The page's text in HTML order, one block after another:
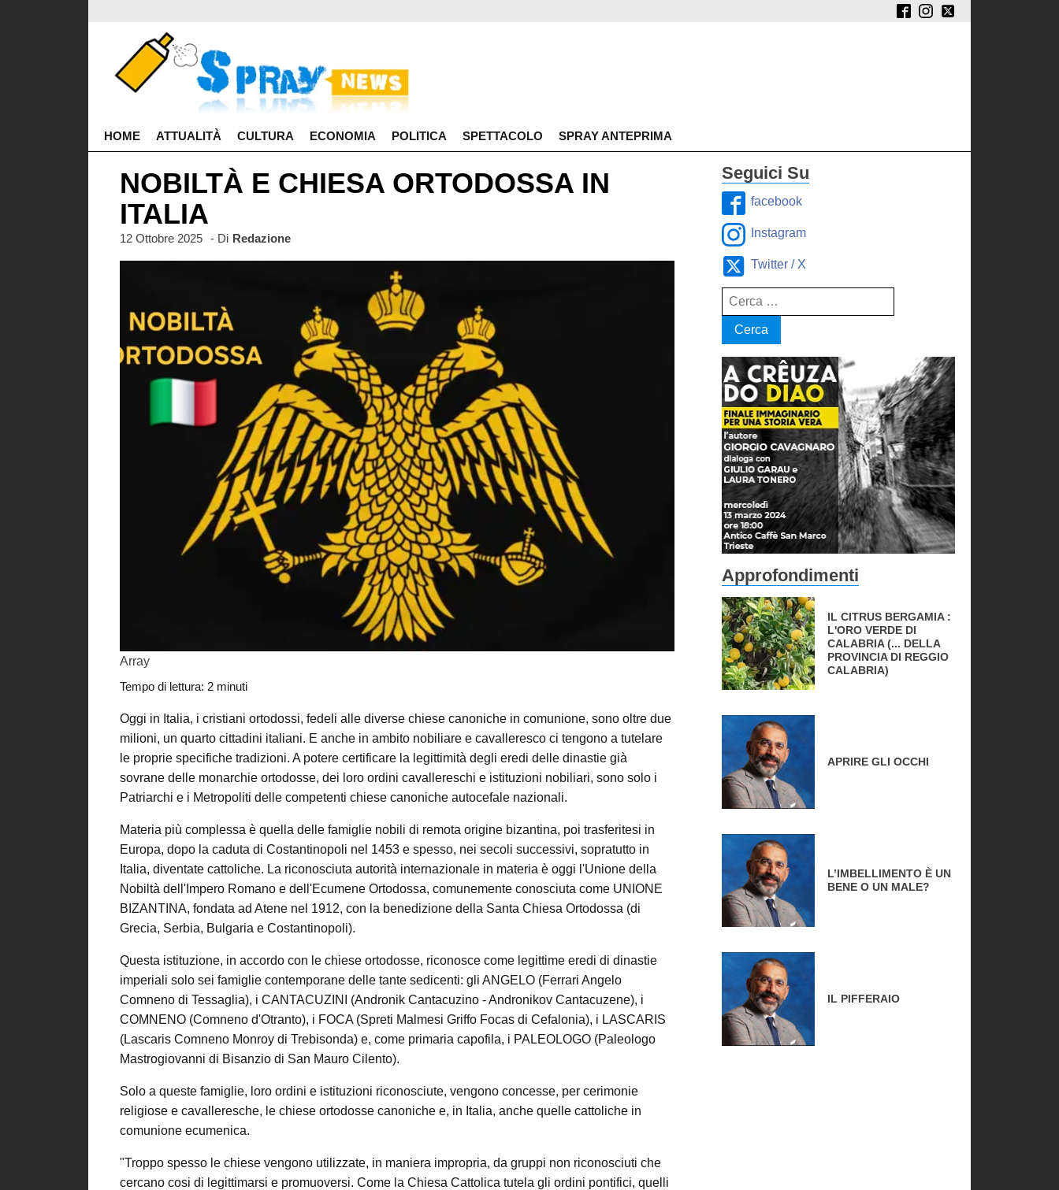
HOME ATTUALITÀ CULTURA ECONOMIA POLITICA SPETTACOLO SPRAY ANTEPRIMA
NOBILTÀ E CHIESA ORTODOSSA IN
ITALIA
12 Ottobre 2025 - Di Redazione
Array
Tempo di lettura: 2 minuti
Oggi in Italia, i cristiani ortodossi, fedeli alle diverse chiese canoniche in comunione, sono oltre due
milioni, un quarto cittadini italiani. E anche in ambito nobiliare e cavalleresco ci tengono a tutelare
le proprie specifiche tradizioni. A potere certificare la legittimità degli eredi delle dinastie già
sovrane delle monarchie ortodosse, dei loro ordini cavallereschi e istituzioni nobiliari, sono solo i
Patriarchi e i Metropoliti delle competenti chiese canoniche autocefale nazionali.
Materia più complessa è quella delle famiglie nobili di remota origine bizantina, poi trasferitesi in
Europa, dopo la caduta di Costantinopoli nel 1453 e spesso, nei secoli successivi, sopratutto in
Italia, diventate cattoliche. La riconosciuta autorità internazionale in materia è oggi l'Unione della
Nobiltà dell'Impero Romano e dell'Ecumene Ortodossa, comunemente conosciuta come UNIONE
BIZANTINA, fondata ad Atene nel 1912, con la benedizione della Santa Chiesa Ortodossa (di
Grecia, Serbia, Bulgaria e Costantinopoli).
Questa istituzione, in accordo con le chiese ortodosse, riconosce come legittime eredi di dinastie
imperiali solo sei famiglie contemporane delle tante sedicenti: gli ANGELO (Ferrari Angelo
Comneno di Tessaglia), i CANTACUZINI (Andronik Cantacuzino - Andronikov Cantacuzene), i
COMNENO (Comneno d'Otranto), i FOCA (Spreti Malmesi Griffo Focas di Cefalonia), i LASCARIS
(Lascaris Comneno Monroy di Trebisonda) e, come primaria capofila, i PALEOLOGO (Paleologo
Mastrogiovanni di Bisanzio di San Mauro Cilento).
Solo a queste famiglie, loro ordini e istituzioni riconosciute, vengono concesse, per cerimonie
religiose e cavalleresche, le chiese ortodosse canoniche e, in Italia, anche quelle cattoliche in
comunione ecumenica.
"Troppo spesso le chiese vengono utilizzate, in maniera impropria, da gruppi non riconosciuti che
cercano cosi di legittimarsi e promuoversi. Come la Chiesa Cattolica tutela gli ordini pontifici, quelli
Seguici Su
facebook
Instagram
Twitter / X
Ricerca
per:
Approfondimenti
IL CITRUS BERGAMIA :
L'ORO VERDE DI
CALABRIA (... DELLA
PROVINCIA DI REGGIO
CALABRIA)
APRIRE GLI OCCHI
L’IMBELLIMENTO È UN
BENE O UN MALE?
IL PIFFERAIO